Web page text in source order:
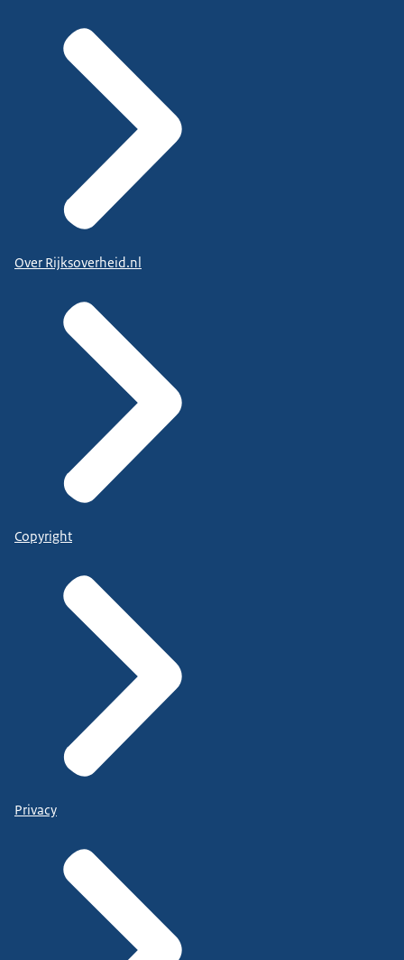
Over Rijksoverheid.nl
Copyright
Privacy